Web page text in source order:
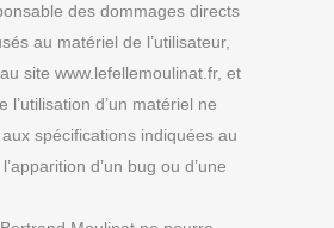
des dommages directs
au matériel de l’utilisateur,
site www.lefellemoulinat.fr, et
l’utilisation d’un matériel ne
spécifications indiquées au
d’un bug ou d’une